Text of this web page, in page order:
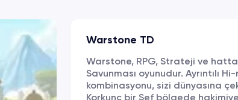
Warstone TD
Warstone, RPG, Strateji ve
Savunması oyunudur. Ayrıntılı
kombinasyonu, sizi dünyasına